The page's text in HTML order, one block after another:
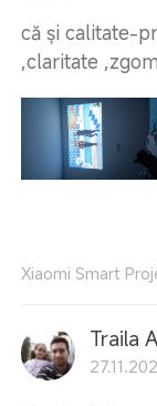
că și calitate-
,claritate
Xiaomi Smart
Traila